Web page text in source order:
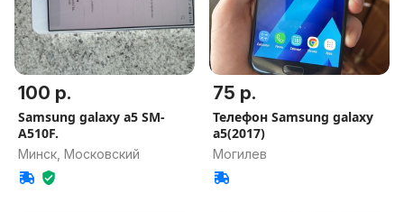
100 р.
Samsung galaxy a5 SM-
A510F.
Минск, Московский
75 р.
Телефон Samsung galaxy
a5(2017)
Могилев